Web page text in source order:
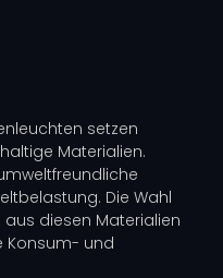
setzen
Materialien.
Die Wahl
diesen Materialien
Konsum- und